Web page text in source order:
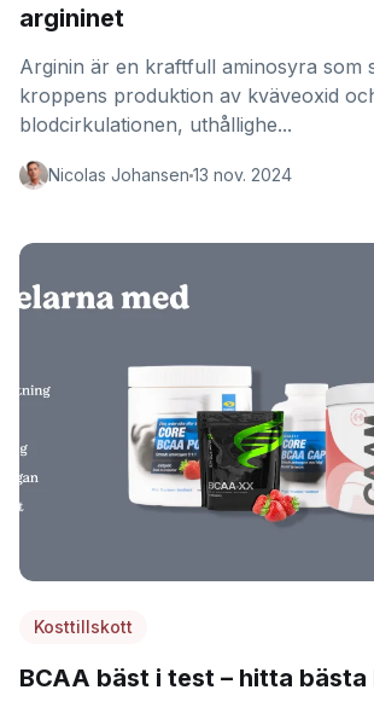
argininet
Arginin är en kraftfull aminosyra som
kroppens produktion av kväveoxid
blodcirkulationen, uthållighe...
Nicolas Johansen 13 nov. 2024
Kosttillskott
BCAA bäst i test – hitta bästa